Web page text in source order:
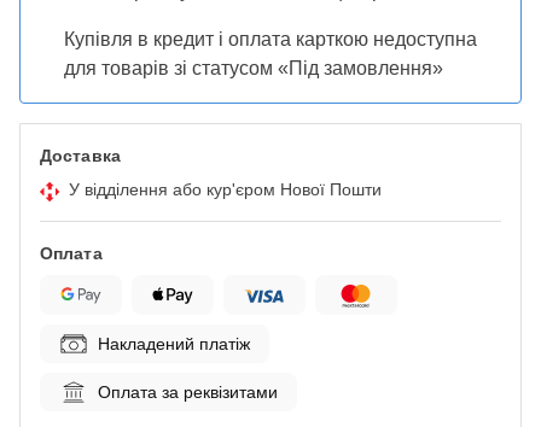
Купівля в кредит і оплата карткою недоступна
для товарів зі статусом «Під замовлення»
Доставка
У відділення або кур'єром Нової Пошти
Оплата
Накладений платіж
Оплата за реквізитами